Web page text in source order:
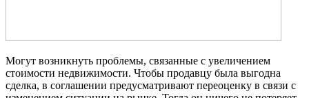
Могут возникнуть проблемы, связанные с увеличением
стоимости недвижимости. Чтобы продавцу была выгодна
сделка, в соглашении предусматривают переоценку в связи с